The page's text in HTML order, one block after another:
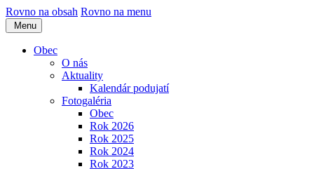
Rovno na obsah Rovno na menu
Menu
Obec
O nás
Aktuality
Kalendár podujatí
Fotogaléria
Obec
Rok 2026
Rok 2025
Rok 2024
Rok 2023